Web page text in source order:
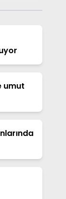
umut